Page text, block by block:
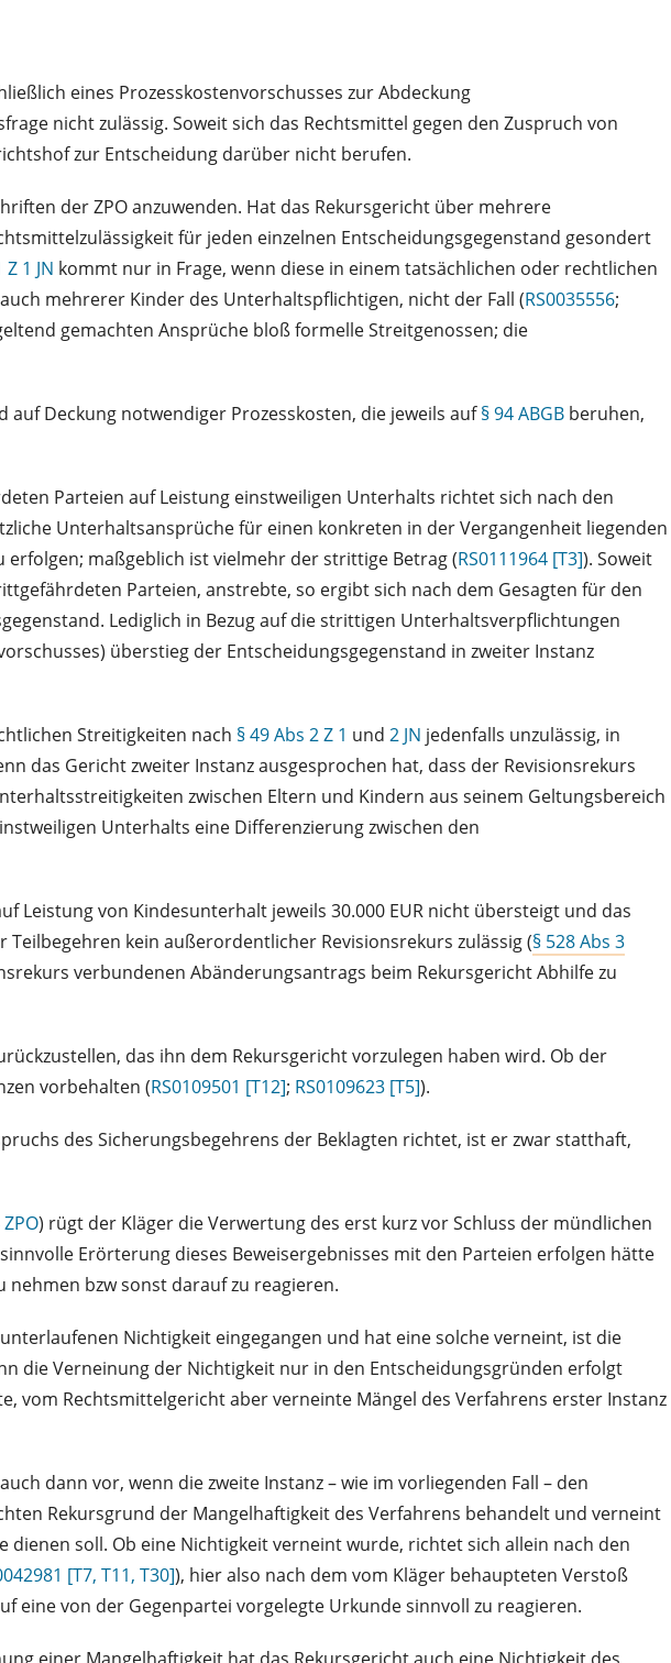
eines Prozesskostenvorschusses zur Abdeckung
nicht zulässig. Soweit sich das Rechtsmittel gegen den Zuspruch von
zur Entscheidung darüber nicht berufen.
der ZPO anzuwenden. Hat das Rekursgericht über mehrere
für jeden einzelnen Entscheidungsgegenstand gesondert
1 JN kommt nur in Frage, wenn diese in einem tatsächlichen oder rechtlichen
mehrerer Kinder des Unterhaltspflichtigen, nicht der Fall (RS0035556;
gemachten Ansprüche bloß formelle Streitgenossen; die
Deckung notwendiger Prozesskosten, die jeweils auf§ 94 ABGB beruhen,
Parteien auf Leistung einstweiligen Unterhalts richtet sich nach den
Unterhaltsansprüche für einen konkreten in der Vergangenheit liegenden
erfolgen; maßgeblich ist vielmehr der strittige Betrag (RS0111964 [T3]). Soweit
Parteien, anstrebte, so ergibt sich nach dem Gesagten für den
Lediglich in Bezug auf die strittigen Unterhaltsverpflichtungen
überstieg der Entscheidungsgegenstand in zweiter Instanz
Streitigkeiten nach § 49 Abs 2 Z 1 und 2 JN jedenfalls unzulässig, in
das Gericht zweiter Instanz ausgesprochen hat, dass der Revisionsrekurs
zwischen Eltern und Kindern aus seinem Geltungsbereich
Unterhalts eine Differenzierung zwischen den
Leistung von Kindesunterhalt jeweils 30.000 EUR nicht übersteigt und das
kein außerordentlicher Revisionsrekurs zulässig (§ 528 Abs 3
verbundenen Abänderungsantrags beim Rekursgericht Abhilfe zu
das ihn dem Rekursgericht vorzulegen haben wird. Ob der
vorbehalten (RS0109501 [T12]; RS0109623 [T5]).
des Sicherungsbegehrens der Beklagten richtet, ist er zwar statthaft,
) rügt der Kläger die Verwertung des erst kurz vor Schluss der mündlichen
Erörterung dieses Beweisergebnisses mit den Parteien erfolgen hätte
bzw sonst darauf zu reagieren.
Nichtigkeit eingegangen und hat eine solche verneint, ist die
die Verneinung der Nichtigkeit nur in den Entscheidungsgründen erfolgt
vom Rechtsmittelgericht aber verneinte Mängel des Verfahrens erster Instanz
dann vor, wenn die zweite Instanz – wie im vorliegenden Fall – den
Rekursgrund der Mangelhaftigkeit des Verfahrens behandelt und verneint
soll. Ob eine Nichtigkeit verneint wurde, richtet sich allein nach den
[T7, T11, T30]), hier also nach dem vom Kläger behaupteten Verstoß
eine von der Gegenpartei vorgelegte Urkunde sinnvoll zu reagieren.
einer Mangelhaftigkeit hat das Rekursgericht auch eine Nichtigkeit des